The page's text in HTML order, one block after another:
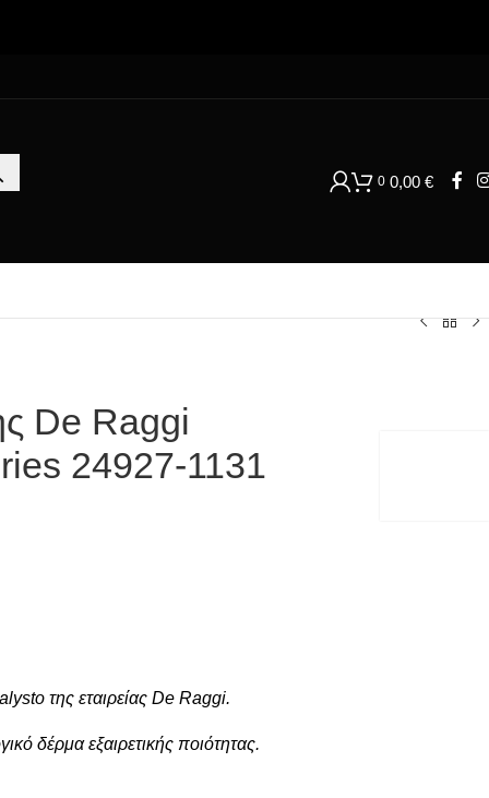
0 0,00 €
De Raggi
24927-1131
της εταιρείας De Raggi.
δέρμα εξαιρετικής ποιότητας.